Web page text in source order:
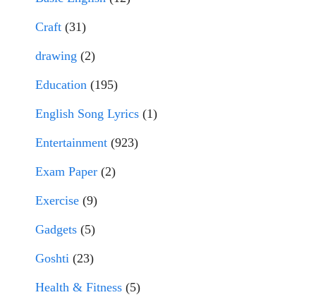
Craft (31)
drawing (2)
Education (195)
English Song Lyrics (1)
Entertainment (923)
Exam Paper (2)
Exercise (9)
Gadgets (5)
Goshti (23)
Health & Fitness (5)